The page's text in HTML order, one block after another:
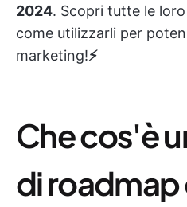
2024. Scopri tutte le
come utilizzarli per
marketing!⚡
Che cos'è
di roadmap